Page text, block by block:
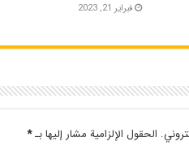
فبراير 21, 2023
الحقول الإلزامية مشار إليها بـ*